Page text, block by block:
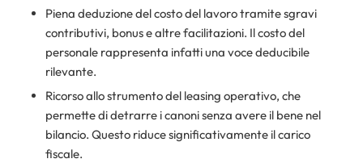
Piena deduzione del costo del lavoro tramite sgravi
contributivi, bonus e altre facilitazioni. Il costo del
personale rappresenta infatti una voce deducibile
rilevante.
Ricorso allo strumento del leasing operativo, che
permette di detrarre i canoni senza avere il bene nel
bilancio. Questo riduce significativamente il carico
fiscale.